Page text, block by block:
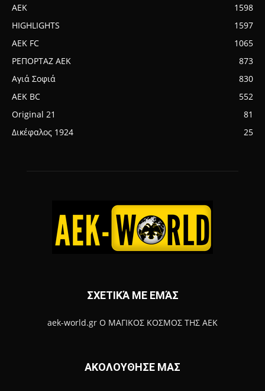
AEK
1598
HIGHLIGHTS
1597
AEK FC
1065
ΡΕΠΟΡΤΑΖ ΑΕΚ
873
Αγιά Σοφιά
830
AEK BC
552
Original 21
81
Δικέφαλος 1924
25
ΣΧΕΤΙΚΆ ΜΕ ΕΜΆΣ
aek-world.gr Ο ΜΑΓΙΚΟΣ ΚΟΣΜΟΣ ΤΗΣ ΑΕΚ
ΑΚΟΛΟΥΘΗΣΕ ΜΑΣ